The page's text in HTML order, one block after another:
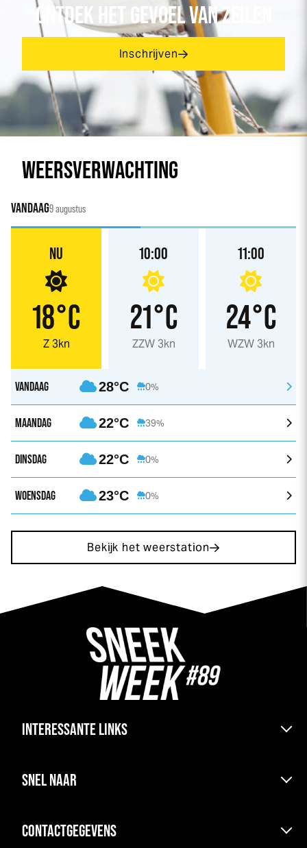
ONTDEK HET GEVOEL VAN ZEILEN
Inschrijven
WEERSVERWACHTING
VANDAAG9 augustus
NU
18°C
Z 3kn
10:00
21°C
ZZW 3kn
11:00
24°C
WZW 3kn
VANDAAG 28°C 0%
MAANDAG 22°C 39%
DINSDAG 22°C 0%
WOENSDAG 23°C 0%
Bekijk het weerstation
INTERESSANTE LINKS
Kranen boten en parkeren
Kamperen
SNEL NAAR
Agenda
CONTACTGEGEVENS